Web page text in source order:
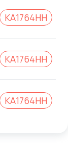
KA1764HH
KA1764HH
КА1764НН